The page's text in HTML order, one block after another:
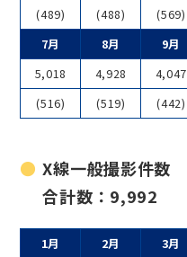
(489)
(488) (569)
7月
8月 9月
5,018
4,928 4,047
(516)
(519) (442)
X線一般撮影件数
合計数：9,992
1月 2月 3月